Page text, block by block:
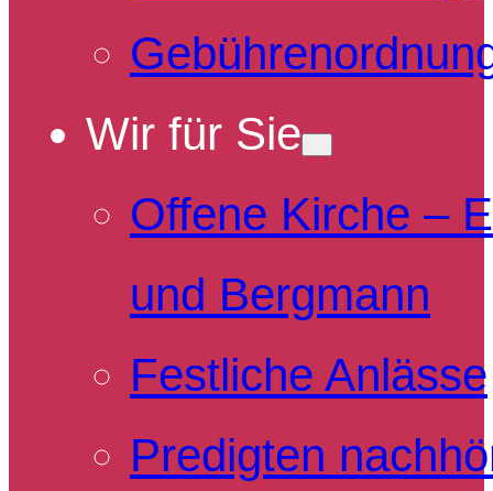
Wir für Sie
Offene Kirche –
und Bergmann
Festliche Anlässe
Predigten